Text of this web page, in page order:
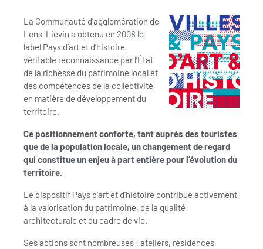
La Communauté d’agglomération de
Lens-Liévin a obtenu en 2008 le
label Pays d’art et d’histoire,
véritable reconnaissance par l’État
de la richesse du patrimoine local et
des compétences de la collectivité
en matière de développement du
territoire.
Ce positionnement conforte, tant auprès des touristes
que de la population locale, un changement de regard
qui constitue un enjeu à part entière pour l’évolution du
territoire.
Le dispositif Pays d’art et d’histoire contribue activement
à la valorisation du patrimoine, de la qualité
architecturale et du cadre de vie.
Ses actions sont nombreuses : ateliers, résidences